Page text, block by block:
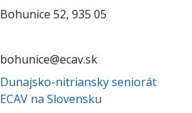
Bohunice 52, 935 05
bohunice@ecav.sk
Dunajsko-nitriansky seniorát
ECAV na Slovensku